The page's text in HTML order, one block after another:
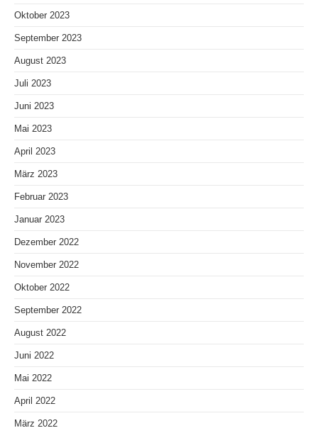
Oktober 2023
September 2023
August 2023
Juli 2023
Juni 2023
Mai 2023
April 2023
März 2023
Februar 2023
Januar 2023
Dezember 2022
November 2022
Oktober 2022
September 2022
August 2022
Juni 2022
Mai 2022
April 2022
März 2022